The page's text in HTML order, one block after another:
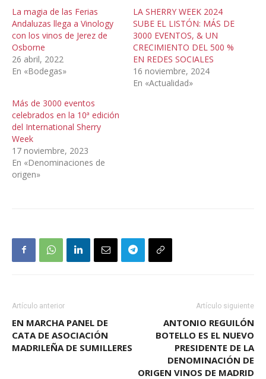
La magia de las Ferias
Andaluzas llega a Vinology
con los vinos de Jerez de
Osborne
26 abril, 2022
En «Bodegas»
LA SHERRY WEEK 2024
SUBE EL LISTÓN: MÁS DE
3000 EVENTOS, & UN
CRECIMIENTO DEL 500 %
EN REDES SOCIALES
16 noviembre, 2024
En «Actualidad»
Más de 3000 eventos
celebrados en la 10ª edición
del International Sherry
Week
17 noviembre, 2023
En «Denominaciones de
origen»
Artículo anterior
EN MARCHA PANEL DE
CATA DE ASOCIACIÓN
MADRILEÑA DE SUMILLERES
Artículo siguiente
ANTONIO REGUILÓN
BOTELLO ES EL NUEVO
PRESIDENTE DE LA
DENOMINACIÓN DE
ORIGEN VINOS DE MADRID